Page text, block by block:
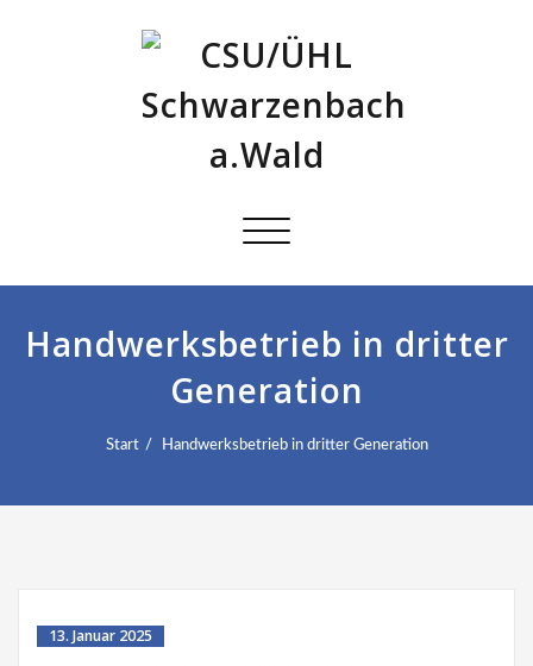
Schalte
Handwerksbetrieb in dritter
Generation
Start Handwerksbetrieb in dritter Generation
13. Januar 2025